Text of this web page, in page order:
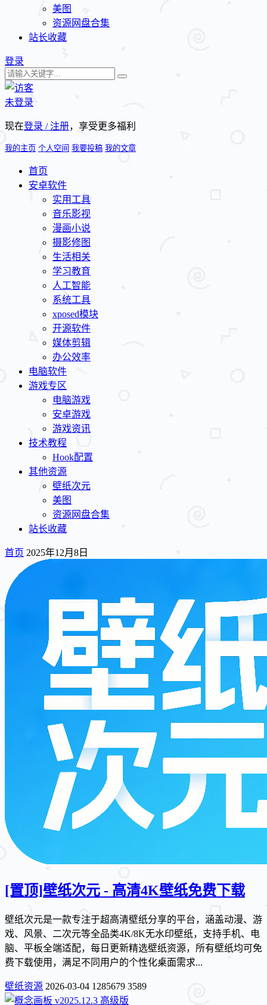
美图
资源网盘合集
站长收藏
登录
未登录
现在登录 / 注册，享受更多福利
我的主页 个人空间 我要投稿 我的文章
首页
安卓软件
实用工具
音乐影视
漫画小说
摄影修图
生活相关
学习教育
人工智能
系统工具
xposed模块
开源软件
媒体剪辑
办公效率
电脑软件
游戏专区
电脑游戏
安卓游戏
游戏资讯
技术教程
Hook配置
其他资源
壁纸次元
美图
资源网盘合集
站长收藏
首页 2025年12月8日
[置顶]壁纸次元 - 高清4K壁纸免费下载
壁纸次元是一款专注于超高清壁纸分享的平台，涵盖动漫、游
戏、风景、二次元等全品类4K/8K无水印壁纸，支持手机、电
脑、平板全端适配，每日更新精选壁纸资源，所有壁纸均可免
费下载使用，满足不同用户的个性化桌面需求...
壁纸资源 2026-03-04 1285679 3589